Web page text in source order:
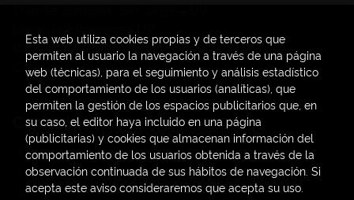
Papelería / material oficina
Consumo Sostenible
Contacto
C/ Amadeo de Saboya, 4
(+34) 963828968
latendauv@fundacio.es
Esta web utiliza cookies propias y de terceros que
permiten al usuario la navegación a través de una página
web (técnicas), para el seguimiento y análisis estadístico
del comportamiento de los usuarios (analíticas), que
permiten la gestión de los espacios publicitarios que, en
su caso, el editor haya incluido en una página
(publicitarias) y cookies que almacenan información del
comportamiento de los usuarios obtenida a través de la
observación continuada de sus hábitos de navegación. Si
acepta este aviso consideraremos que acepta su uso.